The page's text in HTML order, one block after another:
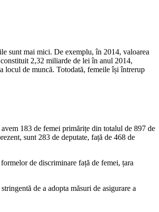
sunt mai mici. De exem­plu, în 2014, valoarea
2,32 miliarde de lei în anul 2014,
locul de muncă. Totodată, fe­meile își întrerup
183 de femei primărițe din totalul de 897 de
sunt 283 de deputate, față de 468 de
de discriminare față de femei, țara
de a adopta mă­suri de asigurare a